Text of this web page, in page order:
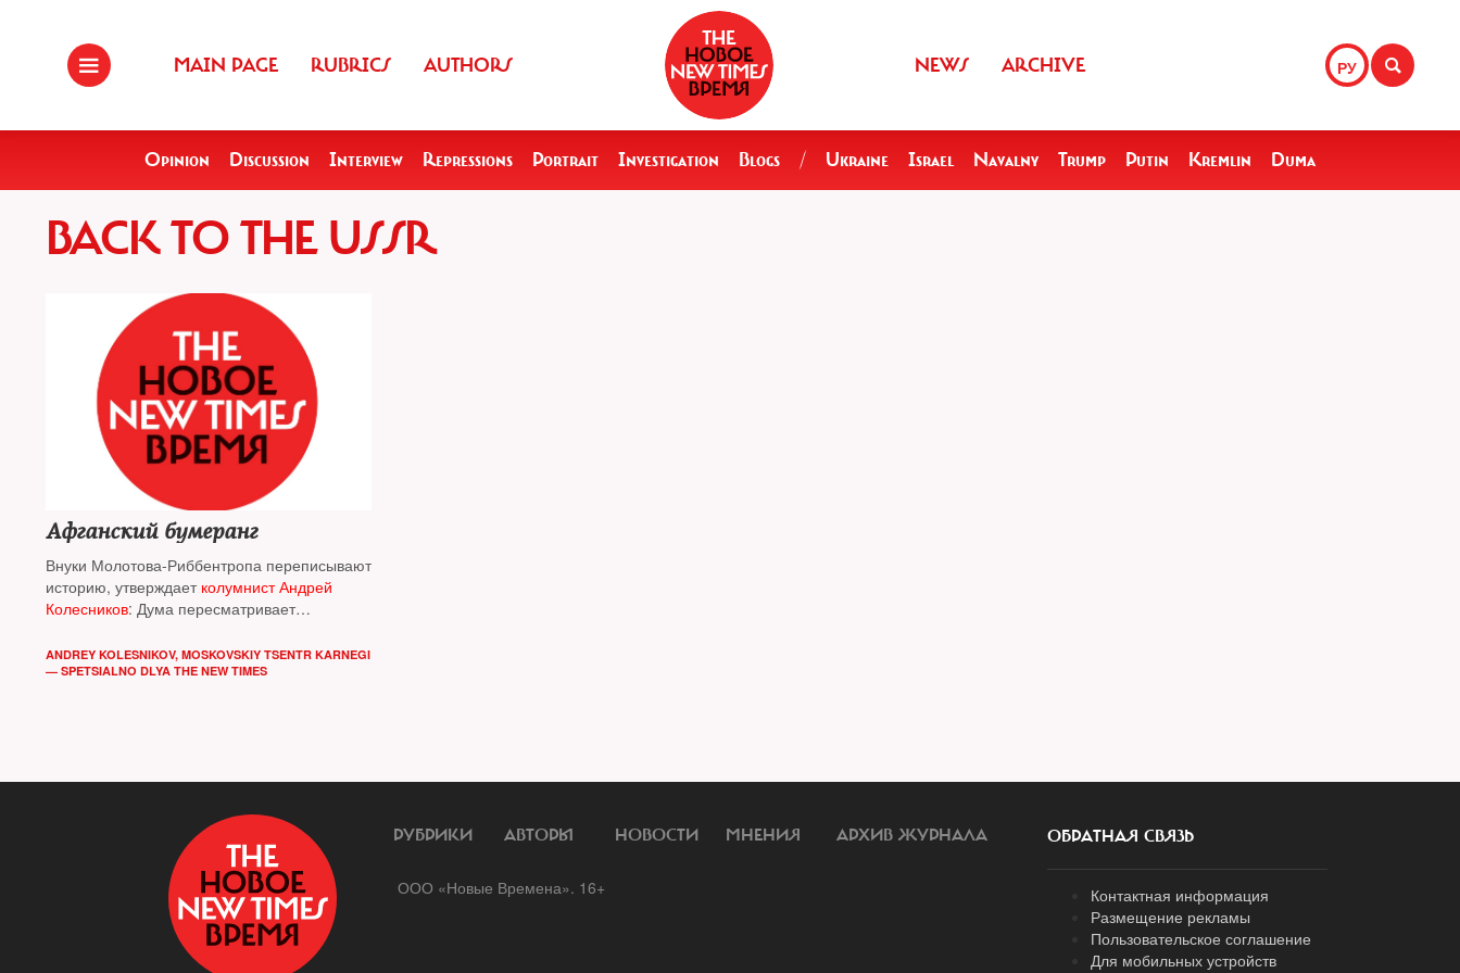
MAIN PAGE RUBRICS AUTHORS РУ
NEWS ARCHIVE
Opinion Discussion Interview Repressions Portrait Investigation Blogs / Ukraine Israel Navalny Trump Putin Kremlin Duma
BACK TO THE USSR
Афганский бумеранг
Внуки Молотова-Риббентропа переписывают
историю, утверждает колумнист Андрей
Колесников: Дума пересматривает
Афганской войны
ANDREY KOLESNIKOV, MOSKOVSKIY TSENTR KARNEGI
— SPETSIALNO DLYA THE NEW TIMES
РУБРИКИ АВТОРЫ НОВОСТИ МНЕНИЯ АРХИВ ЖУРНАЛА
ООО «Новые Времена». 16+
ОБРАТНАЯ СВЯЗЬ
Контактная информация
Размещение рекламы
Пользовательское соглашение
Для мобильных устройств